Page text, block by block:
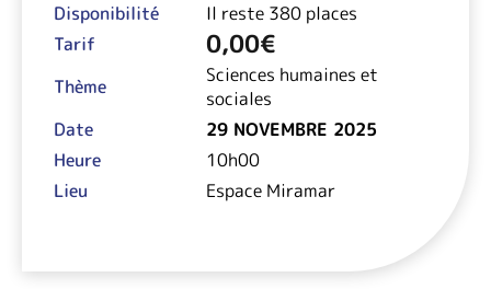
Disponibilité
Il reste 380 places
Tarif
0,00€
Thème
Sciences humaines et
sociales
Date
29 NOVEMBRE 2025
Heure
10h00
Lieu
Espace Miramar